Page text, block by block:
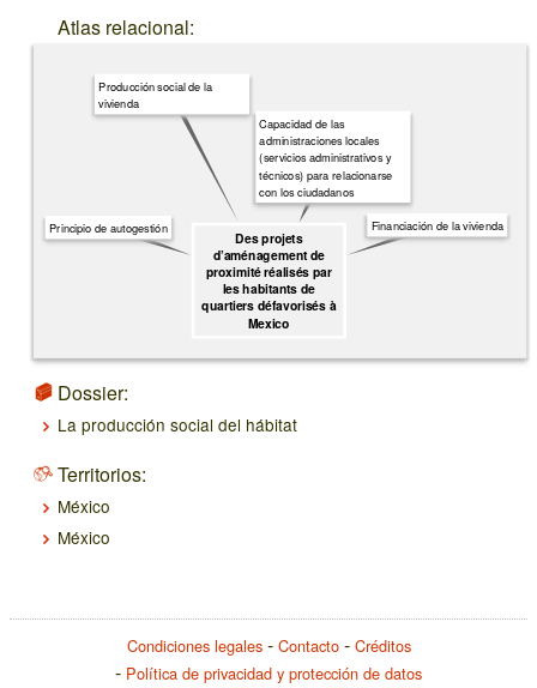
Atlas relacional:
Des projets
d’aménagement de
proximité réalisés par
les habitants de
quartiers défavorisés à
Mexico
Financiación de la vivienda
Capacidad de las
administraciones locales
(servicios administrativos y
técnicos) para relacionarse
con los ciudadanos
Producción social de la
vivienda
Principio de autogestión
Dossier:
La producción social del hábitat
Territorios:
México
México
Condiciones legales Contacto
Créditos
Política de privacidad y protección de datos